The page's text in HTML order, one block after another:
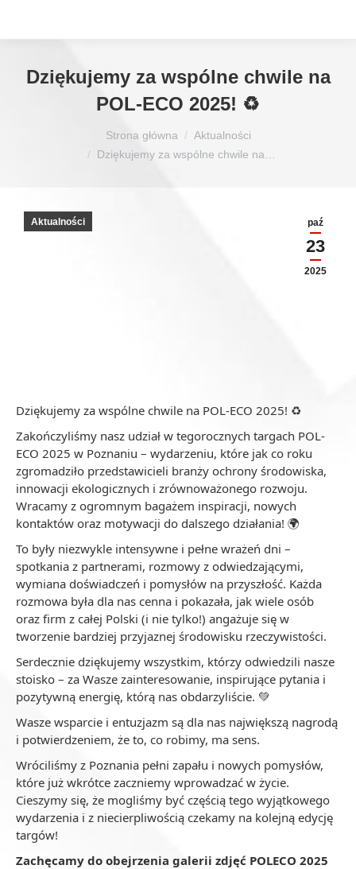
Dziękujemy za wspólne chwile na
POL-ECO 2025! ♻️
Strona główna
Aktualności
Dziękujemy za wspólne chwile na…
paź
23
2025
Aktualności
Dziękujemy za wspólne chwile na POL-ECO 2025! ♻️
Zakończyliśmy nasz udział w tegorocznych targach POL-
ECO 2025 w Poznaniu – wydarzeniu, które jak co roku
zgromadziło przedstawicieli branży ochrony środowiska,
innowacji ekologicznych i zrównoważonego rozwoju.
Wracamy z ogromnym bagażem inspiracji, nowych
kontaktów oraz motywacji do dalszego działania! 🌍
To były niezwykle intensywne i pełne wrażeń dni –
spotkania z partnerami, rozmowy z odwiedzającymi,
wymiana doświadczeń i pomysłów na przyszłość. Każda
rozmowa była dla nas cenna i pokazała, jak wiele osób
oraz firm z całej Polski (i nie tylko!) angażuje się w
tworzenie bardziej przyjaznej środowisku rzeczywistości.
Serdecznie dziękujemy wszystkim, którzy odwiedzili nasze
stoisko – za Wasze zainteresowanie, inspirujące pytania i
pozytywną energię, którą nas obdarzyliście. 💚
Wasze wsparcie i entuzjazm są dla nas największą nagrodą
i potwierdzeniem, że to, co robimy, ma sens.
Wróciliśmy z Poznania pełni zapału i nowych pomysłów,
które już wkrótce zaczniemy wprowadzać w życie.
Cieszymy się, że mogliśmy być częścią tego wyjątkowego
wydarzenia i z niecierpliwością czekamy na kolejną edycję
targów!
Zachęcamy do obejrzenia galerii zdjęć POLECO 2025